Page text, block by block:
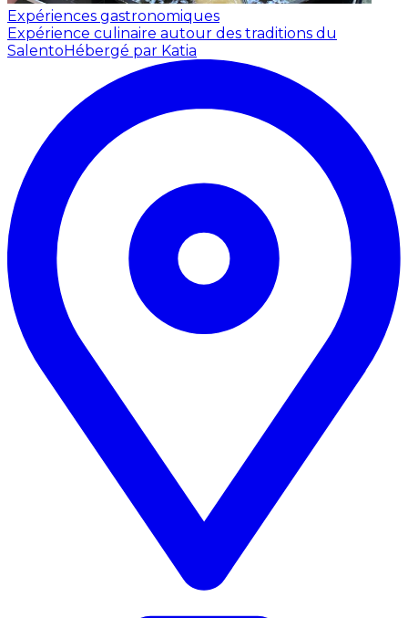
Expériences gastronomiques
Expérience culinaire autour des traditions du
SalentoHébergé par Katia